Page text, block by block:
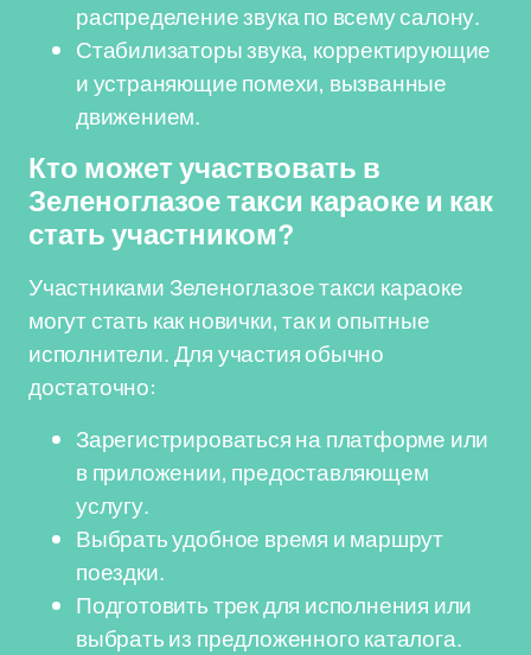
распределение звука по всему салону.
Стабилизаторы звука, корректирующие
и устраняющие помехи, вызванные
движением.
Кто может участвовать в
Зеленоглазое такси караоке и как
стать участником?
Участниками Зеленоглазое такси караоке
могут стать как новички, так и опытные
исполнители. Для участия обычно
достаточно:
Зарегистрироваться на платформе или
в приложении, предоставляющем
услугу.
Выбрать удобное время и маршрут
поездки.
Подготовить трек для исполнения или
выбрать из предложенного каталога.